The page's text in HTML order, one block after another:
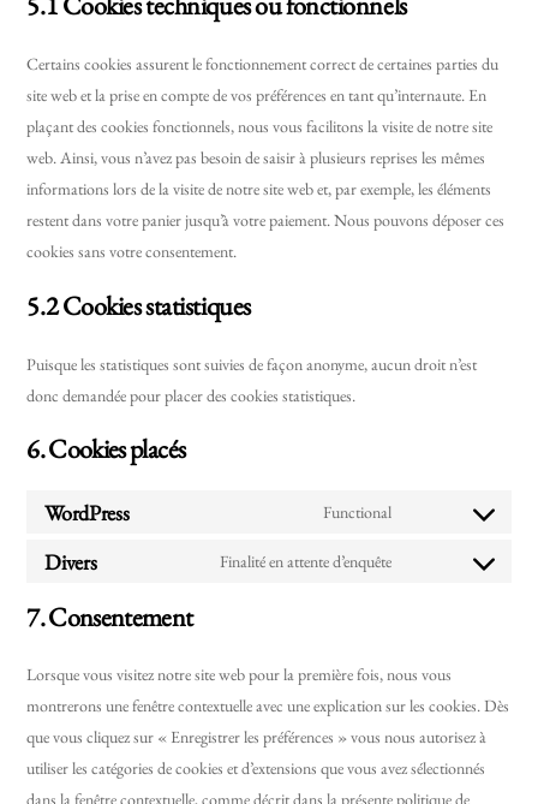
Certains cookies assurent le fonctionnement correct de certaines parties du
site web et la prise en compte de vos préférences en tant qu’internaute. En
plaçant des cookies fonctionnels, nous vous facilitons la visite de notre site
web. Ainsi, vous n’avez pas besoin de saisir à plusieurs reprises les mêmes
informations lors de la visite de notre site web et, par exemple, les éléments
restent dans votre panier jusqu’à votre paiement. Nous pouvons déposer ces
cookies sans votre consentement.
5.2 Cookies statistiques
Puisque les statistiques sont suivies de façon anonyme, aucun droit n’est
donc demandée pour placer des cookies statistiques.
6. Cookies placés
WordPress Functional
Divers Finalité en attente d’enquête
divers
7. Consentement
Lorsque vous visitez notre site web pour la première fois, nous vous
montrerons une fenêtre contextuelle avec une explication sur les cookies. Dès
que vous cliquez sur « Enregistrer les préférences » vous nous autorisez à
utiliser les catégories de cookies et d’extensions que vous avez sélectionnés
dans la fenêtre contextuelle, comme décrit dans la présente politique de